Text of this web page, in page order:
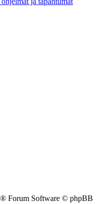
® Forum Software © phpBB